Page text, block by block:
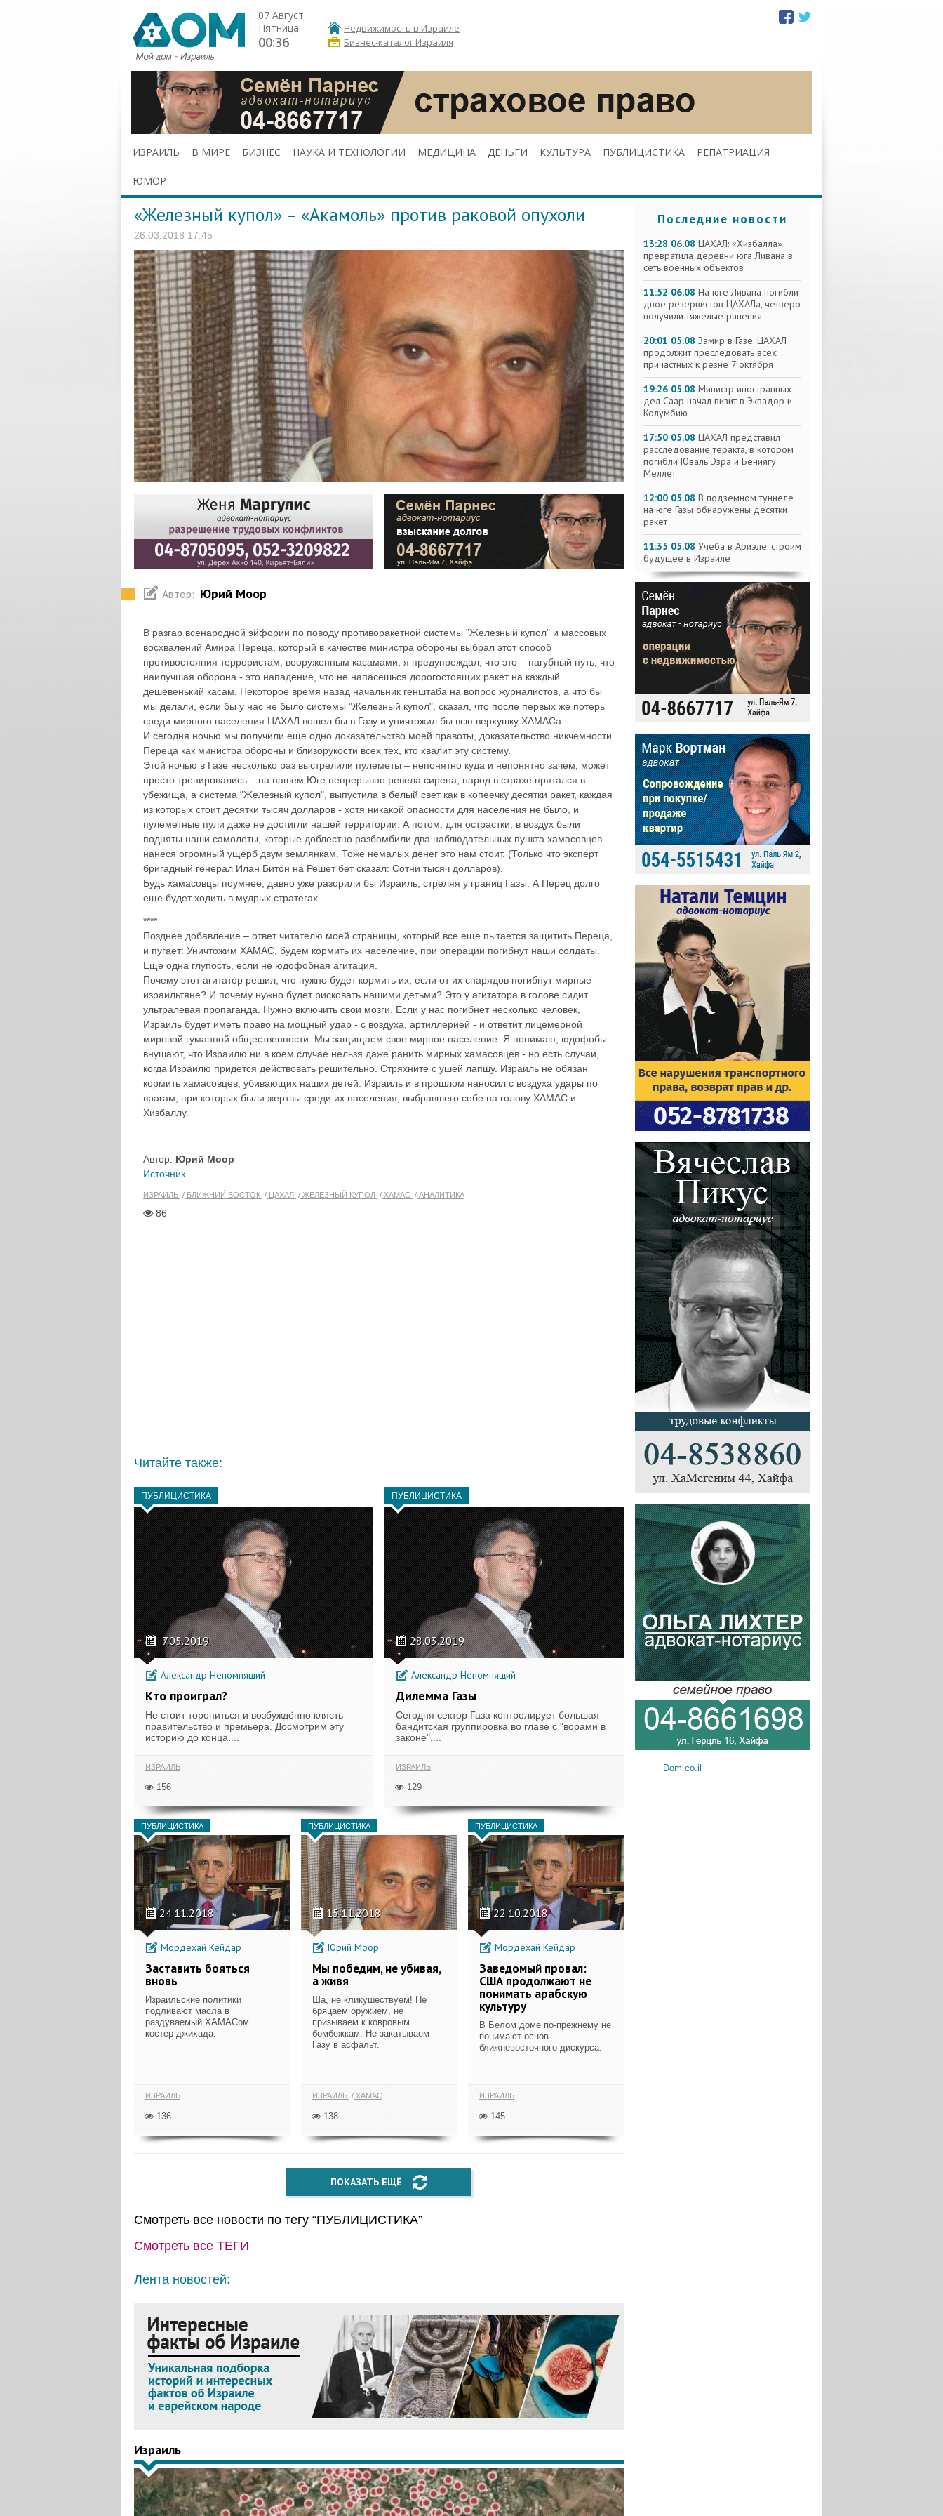
07 Август
Пятница
00:36
Недвижимость в Израиле
Бизнес-каталог Израиля
ИЗРАИЛЬ В МИРЕ БИЗНЕС НАУКА И ТЕХНОЛОГИИ МЕДИЦИНА ДЕНЬГИ КУЛЬТУРА ПУБЛИЦИСТИКА РЕПАТРИАЦИЯ
ЮМОР
«Железный купол» – «Акамоль» против раковой опухоли
26.03.2018 17:45
Автор: Юрий Моор
В разгар всенародной эйфории по поводу противоракетной системы "Железный купол" и массовых
восхвалений Амира Переца, который в качестве министра обороны выбрал этот способ
противостояния террористам, вооруженным касамами, я предупреждал, что это – пагубный путь, что
наилучшая оборона - это нападение, что не напасешься дорогостоящих ракет на каждый
дешевенький касам. Некоторое время назад начальник генштаба на вопрос журналистов, а что бы
мы делали, если бы у нас не было системы "Железный купол", сказал, что после первых же потерь
среди мирного населения ЦАХАЛ вошел бы в Газу и уничтожил бы всю верхушку ХАМАСа.
И сегодня ночью мы получили еще одно доказательство моей правоты, доказательство никчемности
Переца как министра обороны и близорукости всех тех, кто хвалит эту систему.
Этой ночью в Газе несколько раз выстрелили пулеметы – непонятно куда и непонятно зачем, может
просто тренировались – на нашем Юге непрерывно ревела сирена, народ в страхе прятался в
убежища, а система "Железный купол", выпустила в белый свет как в копеечку десятки ракет, каждая
из которых стоит десятки тысяч долларов - хотя никакой опасности для населения не было, и
пулеметные пули даже не достигли нашей территории. А потом, для острастки, в воздух были
подняты наши самолеты, которые доблестно разбомбили два наблюдательных пункта хамасовцев –
нанеся огромный ущерб двум землянкам. Тоже немалых денег это нам стоит. (Только что эксперт
бригадный генерал Илан Битон на Решет бет сказал: Сотни тысяч долларов).
Будь хамасовцы поумнее, давно уже разорили бы Израиль, стреляя у границ Газы. А Перец долго
еще будет ходить в мудрых стратегах.
****
Позднее добавление – ответ читателю моей страницы, который все еще пытается защитить Переца,
и пугает: Уничтожим ХАМАС, будем кормить их население, при операции погибнут наши солдаты.
Еще одна глупость, если не юдофобная агитация.
Почему этот агитатор решил, что нужно будет кормить их, если от их снарядов погибнут мирные
израильтяне? И почему нужно будет рисковать нашими детьми? Это у агитатора в голове сидит
ультралевая пропаганда. Нужно включить свои мозги. Если у нас погибнет несколько человек,
Израиль будет иметь право на мощный удар - с воздуха, артиллерией - и ответит лицемерной
мировой гуманной общественности: Мы защищаем свое мирное население. Я понимаю, юдофобы
внушают, что Израилю ни в коем случае нельзя даже ранить мирных хамасовцев - но есть случаи,
когда Израилю придется действовать решительно. Стряхните с ушей лапшу. Израиль не обязан
кормить хамасовцев, убивающих наших детей. Израиль и в прошлом наносил с воздуха удары по
врагам, при которых были жертвы среди их населения, выбравшего себе на голову ХАМАС и
Хизбаллу.
Автор: Юрий Моор
Источник
ИЗРАИЛЬ БЛИЖНИЙ ВОСТОК ЦАХАЛ ЖЕЛЕЗНЫЙ КУПОЛ ХАМАС АНАЛИТИКА
86
Читайте также:
ПУБЛИЦИСТИКА
7.05.2019
Александр Непомнящий
Кто проиграл?
Не стоит торопиться и возбуждённо клясть
правительство и премьера. Досмотрим эту
историю до конца....
ИЗРАИЛЬ
156
ПУБЛИЦИСТИКА
28.03.2019
Александр Непомнящий
Дилемма Газы
Сегодня сектор Газа контролирует большая
бандитская группировка во главе с "ворами в
законе",...
ИЗРАИЛЬ
129
ПУБЛИЦИСТИКА
24.11.2018
Мордехай Кейдар
Заставить бояться
вновь
Израильские политики
подливают масла в
раздуваемый ХАМАСом
костер джихада.
ИЗРАИЛЬ
136
ПУБЛИЦИСТИКА
15.11.2018
Юрий Моор
Мы победим, не убивая,
а живя
Ша, не кликушествуем! Не
бряцаем оружием, не
призываем к ковровым
бомбежкам. Не закатываем
Газу в асфальт.
ИЗРАИЛЬ ХАМАС
138
ПУБЛИЦИСТИКА
22.10.2018
Мордехай Кейдар
Заведомый провал:
США продолжают не
понимать арабскую
культуру
В Белом доме по-прежнему не
понимают основ
ближневосточного дискурса.
ИЗРАИЛЬ
145
ПОКАЗАТЬ ЕЩЁ
Смотреть все новости по тегу “ПУБЛИЦИСТИКА”
Смотреть все ТЕГИ
Лента новостей:
Израиль
Последние новости
13:28 06.08 ЦАХАЛ: «Хизбалла»
превратила деревни юга Ливана в
сеть военных объектов
11:52 06.08 На юге Ливана погибли
двое резервистов ЦАХАЛа, четверо
получили тяжелые ранения
20:01 05.08 Замир в Газе: ЦАХАЛ
продолжит преследовать всех
причастных к резне 7 октября
19:26 05.08 Министр иностранных
дел Саар начал визит в Эквадор и
Колумбию
17:50 05.08 ЦАХАЛ представил
расследование теракта, в котором
погибли Юваль Эзра и Бениягу
Меллет
12:00 05.08 В подземном туннеле
на юге Газы обнаружены десятки
ракет
11:35 05.08 Учёба в Ариэле: строим
будущее в Израиле
Dom.co.il